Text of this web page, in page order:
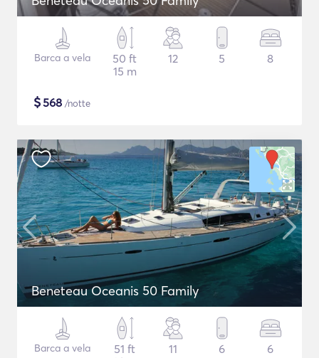
Barca a vela
50 ft
15 m
12 5 8
$568 /notte
Beneteau Oceanis 50 Family
Barca a vela
51 ft
11 6 6